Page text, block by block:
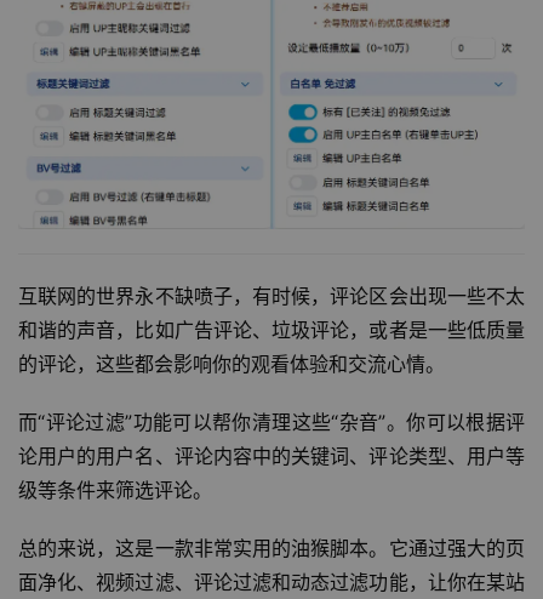
互联网的世界永不缺喷子，有时候，评论区会出现一些不太
和谐的声音，比如广告评论、垃圾评论，或者是一些低质量
的评论，这些都会影响你的观看体验和交流心情。
而“评论过滤”功能可以帮你清理这些“杂音”。你可以根据评
论用户的用户名、评论内容中的关键词、评论类型、用户等
级等条件来筛选评论。
总的来说，这是一款非常实用的油猴脚本。它通过强大的页
面净化、视频过滤、评论过滤和动态过滤功能，让你在某站